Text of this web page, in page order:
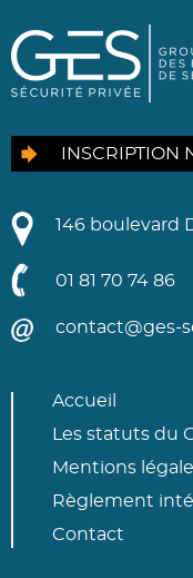
INSCRIPTION
146 boulevard
01 81 70 74 86
contact@ges-
Accueil
Les statuts du
Mentions
Règlement
Contact